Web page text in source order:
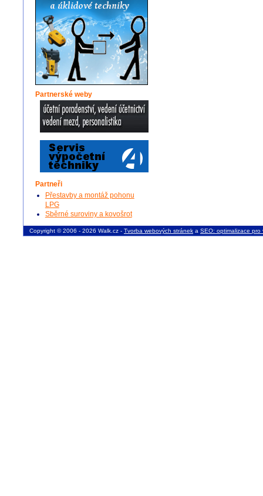
Partnerské weby
Partneři
Přestavby a montáž pohonu
LPG
Sběrné suroviny a kovošrot
Copyright © 2006 - 2026 Walk.cz - Tvorba webových stránek a SEO: optimalizace pro